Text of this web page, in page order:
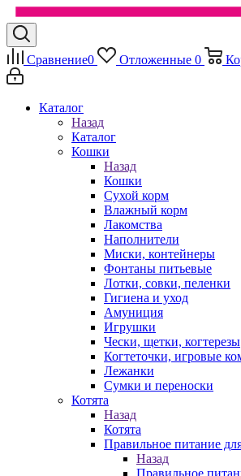
Сравнение0 Отложенные 0
Каталог
Назад
Каталог
Кошки
Назад
Кошки
Сухой корм
Влажный корм
Лакомства
Наполнители
Миски, контейнеры
Фонтаны питьевые
Лотки, совки, пеленки
Гигиена и уход
Амуниция
Игрушки
Чески, щетки, когтерезы
Когтеточки, игровые
Лежанки
Сумки и переноски
Котята
Назад
Котята
Правильное питание
Назад
Правильное